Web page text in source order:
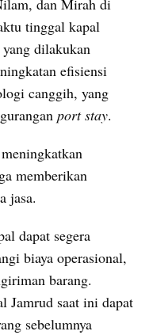
tinggal kapal
dilakukan
efisiensi
canggih, yang
port stay.
memberikan
jasa.
dapat segera
biaya operasional,
barang.
Jamrud saat ini dapat
sebelumnya